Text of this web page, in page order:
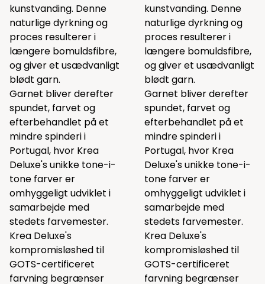
kunstvanding. Denne
naturlige dyrkning og
proces resulterer i
længere bomuldsfibre,
og giver et usædvanligt
blødt garn.
Garnet bliver derefter
spundet, farvet og
efterbehandlet på et
mindre spinderi i
Portugal, hvor Krea
Deluxe's unikke tone-i-
tone farver er
omhyggeligt udviklet i
samarbejde med
stedets farvemester.
Krea Deluxe's
kompromisløshed til
GOTS-certificeret
farvning begrænser
kunstvanding. Denne
naturlige dyrkning og
proces resulterer i
længere bomuldsfibre,
og giver et usædvanligt
blødt garn.
Garnet bliver derefter
spundet, farvet og
efterbehandlet på et
mindre spinderi i
Portugal, hvor Krea
Deluxe's unikke tone-i-
tone farver er
omhyggeligt udviklet i
samarbejde med
stedets farvemester.
Krea Deluxe's
kompromisløshed til
GOTS-certificeret
farvning begrænser